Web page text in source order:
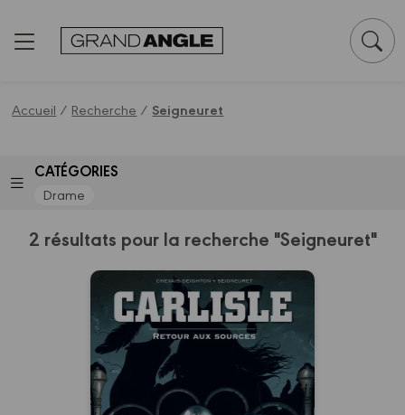
Accueil / Recherche /Seigneuret
CATÉGORIES
Drame
2 résultats pour la recherche "Seigneuret"
Carlisle
Vol. 02/2